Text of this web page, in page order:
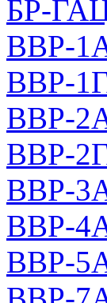
БР-
ВВР-
ВВР-
ВВР-
ВВР-
ВВР-
ВВР-
ВВР-